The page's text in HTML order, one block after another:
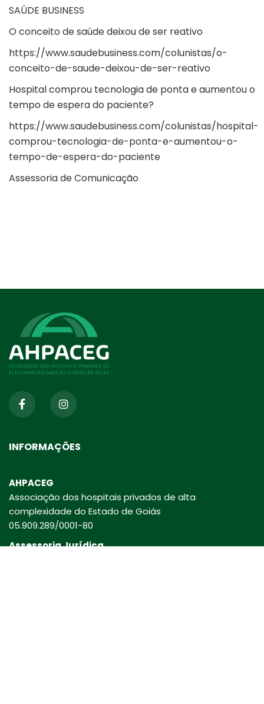
SAÚDE BUSINESS
O conceito de saúde deixou de ser reativo
https://www.saudebusiness.com/colunistas/o-
conceito-de-saude-deixou-de-ser-reativo
Hospital comprou tecnologia de ponta e aumentou o
tempo de espera do paciente?
https://www.saudebusiness.com/colunistas/hospital-
comprou-tecnologia-de-ponta-e-aumentou-o-
tempo-de-espera-do-paciente
Assessoria de Comunicação
INFORMAÇÕES
AHPACEG
Associação dos hospitais privados de alta
complexidade do Estado de Goiás
05.909.289/0001-80
Assessoria Jurídica